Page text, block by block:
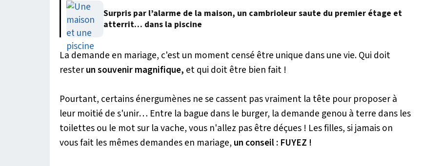
Surpris par l’alarme de la maison, un cambrioleur saute du premier étage et
atterrit… dans la piscine
La demande en mariage, c'est un moment censé être unique dans une vie. Qui doit
resterun souvenir magnifique, et qui doit être bien fait !
Pourtant, certains énergumènes ne se cassent pas vraiment la tête pour proposer à
leur moitié de s'unir… Entre la bague dans le burger, la demande genou à terre dans les
toilettes ou le mot sur la vache, vous n'allez pas être déçues ! Les filles, si jamais on
vous fait les mêmes demandes en mariage, un conseil : FUYEZ !